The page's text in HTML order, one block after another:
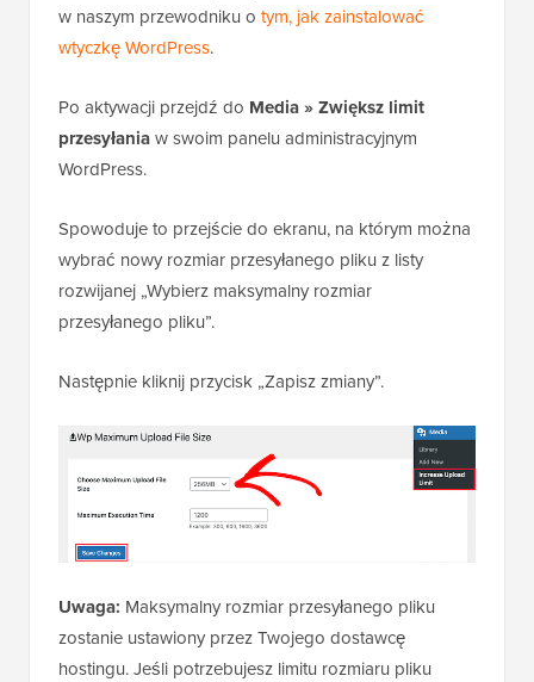
w naszym przewodniku o tym, jak zainstalować
wtyczkę WordPress.
Po aktywacji przejdź do Media » Zwiększ limit
przesyłaniaw swoim panelu administracyjnym
WordPress.
Spowoduje to przejście do ekranu, na którym można
wybrać nowy rozmiar przesyłanego pliku z listy
rozwijanej „Wybierz maksymalny rozmiar
przesyłanego pliku”.
Następnie kliknij przycisk „Zapisz zmiany”.
Uwaga: Maksymalny rozmiar przesyłanego pliku
zostanie ustawiony przez Twojego dostawcę
hostingu. Jeśli potrzebujesz limitu rozmiaru pliku